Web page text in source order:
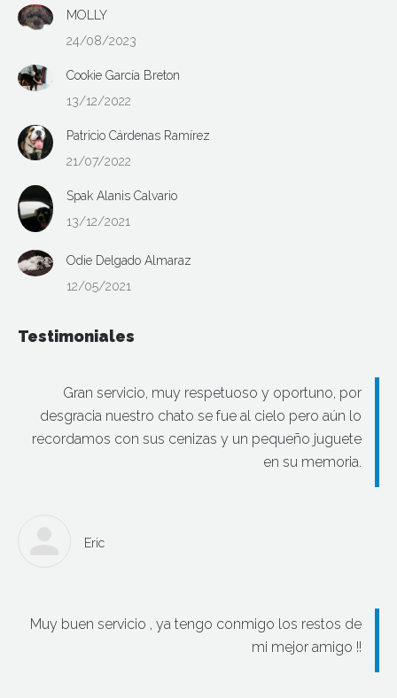
MOLLY
24/08/2023
Cookie García Breton
13/12/2022
Patricio Cárdenas Ramírez
21/07/2022
Spak Alanis Calvario
13/12/2021
Odie Delgado Almaraz
12/05/2021
Testimoniales
Gran servicio, muy respetuoso y oportuno, por
desgracia nuestro chato se fue al cielo pero aún lo
recordamos con sus cenizas y un pequeño juguete
en su memoria.
Eric
Muy buen servicio , ya tengo conmigo los restos de
mi mejor amigo !!